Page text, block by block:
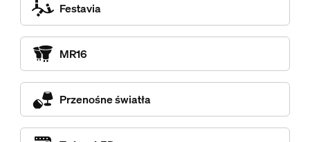
Festavia
MR16
Przenośne światła